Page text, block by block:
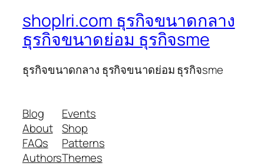
shoplri.com ธุรกิจขนาดกลาง
ธุรกิจขนาดย่อม ธุรกิจsme
ธุรกิจขนาดกลาง ธุรกิจขนาดย่อม ธุรกิจsme
Blog
About
FAQs
Authors
Events
Shop
Patterns
Themes